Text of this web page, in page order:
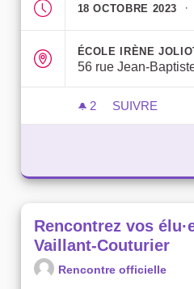
18 OCTOBRE 2023
ÉCOLE IRÈNE
56 rue Jean-
2 2 ABONNÉS
SUIVRE
Rencontrez vos
Vaillant-Couturier
Rencontre officielle